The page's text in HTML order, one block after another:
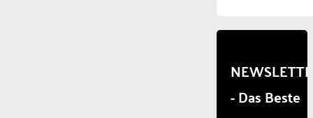
due to
that
are
not
disclosed
- Das Beste